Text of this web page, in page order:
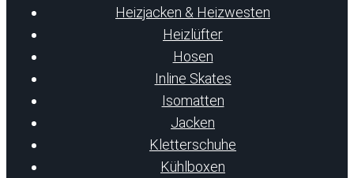
Heizjacken & Heizwesten
Heizlüfter
Hosen
Inline Skates
Isomatten
Jacken
Kletterschuhe
Kühlboxen